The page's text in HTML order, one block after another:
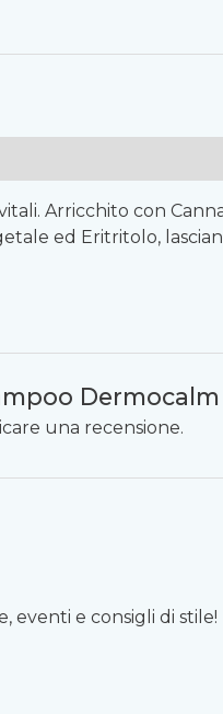
Arricchito con
ed Eritritolo,
Dermocalm
una recensione.
eventi e consigli di stile!